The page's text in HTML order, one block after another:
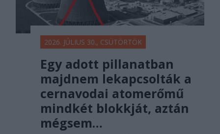
2026. JÚLIUS 30., CSÜTÖRTÖK
Egy adott pillanatban
majdnem lekapcsolták a
cernavodai atomerőmű
mindkét blokkját, aztán
mégsem…